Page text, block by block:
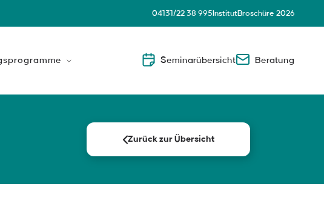
04131/22 38 995 Institut Broschüre 2026
Seminarübersicht Beratung
Zurück zur Übersicht